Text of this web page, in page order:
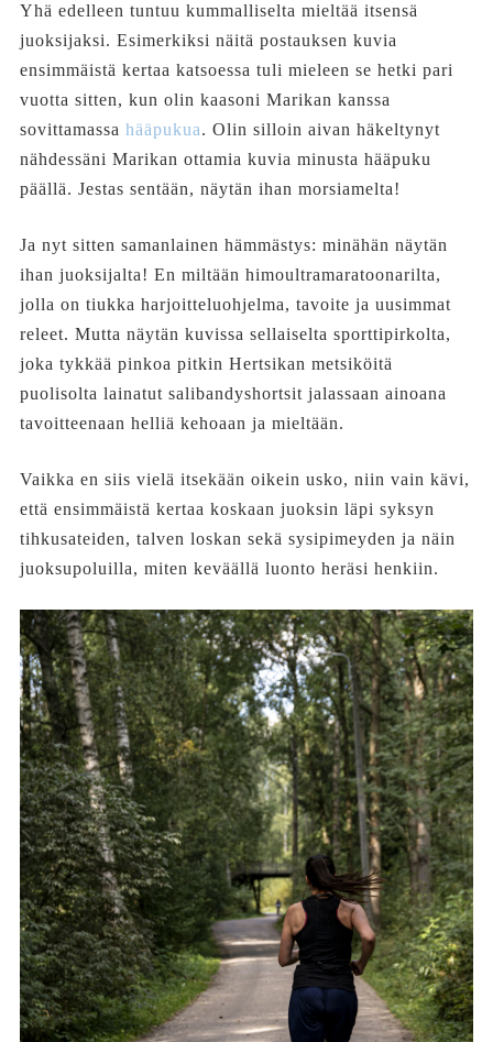
Yhä edelleen tuntuu kummalliselta mieltää itsensä
juoksijaksi. Esimerkiksi näitä postauksen kuvia
ensimmäistä kertaa katsoessa tuli mieleen se hetki pari
vuotta sitten, kun olin kaasoni Marikan kanssa
sovittamassa hääpukua. Olin silloin aivan häkeltynyt
nähdessäni Marikan ottamia kuvia minusta hääpuku
päällä. Jestas sentään, näytän ihan morsiamelta!
Ja nyt sitten samanlainen hämmästys: minähän näytän
ihan juoksijalta! En miltään himoultramaratoonarilta,
jolla on tiukka harjoitteluohjelma, tavoite ja uusimmat
releet. Mutta näytän kuvissa sellaiselta sporttipirkolta,
joka tykkää pinkoa pitkin Hertsikan metsiköitä
puolisolta lainatut salibandyshortsit jalassaan ainoana
tavoitteenaan helliä kehoaan ja mieltään.
Vaikka en siis vielä itsekään oikein usko, niin vain kävi,
että ensimmäistä kertaa koskaan juoksin läpi syksyn
tihkusateiden, talven loskan sekä sysipimeyden ja näin
juoksupoluilla, miten keväällä luonto heräsi henkiin.